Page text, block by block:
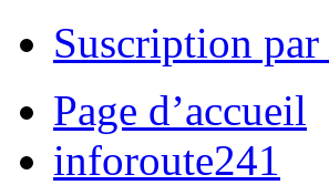
Suscription par
Page d’accueil
inforoute241